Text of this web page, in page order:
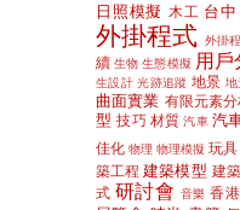
日照模擬
木工 台中
外掛程式 外掛
續 生物 生態模擬 用戶
生設計 光跡追蹤 地景 地
曲面實業 有限元素分
型 技巧 材質 汽車 汽
佳化 物理 物理模擬 玩具
築工程 建築模型 建
式 研討會 音樂 香港